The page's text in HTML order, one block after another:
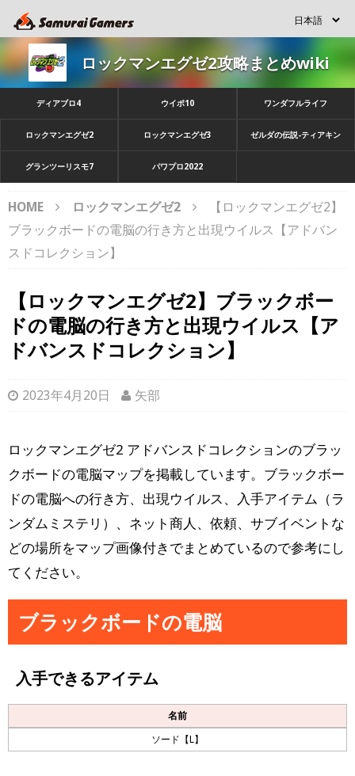
ロックマンエグゼ2攻略まとめwiki
ディアブロ4 ウイポ10 ワンダフルライフ
ロックマンエグゼ2 ロックマンエグゼ3 ゼルダの伝説-ティアキン
グランツーリスモ7 パワプロ2022
HOME ロックマンエグゼ2
【ロックマンエグゼ2】
ブラックボードの電脳の行き方と出現ウイルス【アドバン
スドコレクション】
【ロックマンエグゼ2】ブラックボー
ドの電脳の行き方と出現ウイルス【ア
ドバンスドコレクション】
2023年4月20日 矢部
ロックマンエグゼ2 アドバンスドコレクションのブラッ
クボードの電脳マップを掲載しています。ブラックボー
ドの電脳への行き方、出現ウイルス、入手アイテム（ラ
ンダムミステリ）、ネット商人、依頼、サブイベントな
どの場所をマップ画像付きでまとめているので参考にし
てください。
ブラックボードの電脳
入手できるアイテム
名前
ソード【L】